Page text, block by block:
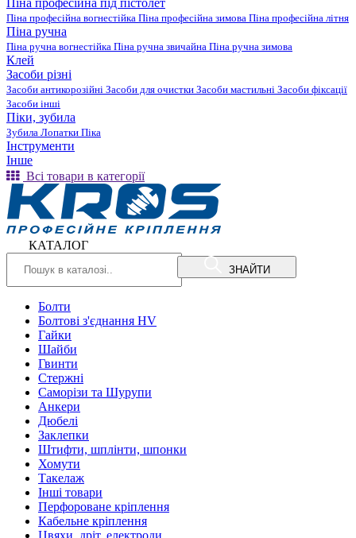
Піна професійна під пістолет
Піна професійна вогнестійка Піна професійна зимова Піна професійна літня
Піна ручна
Піна ручна вогнестійка Піна ручна звичайна Піна ручна зимова
Клей
Засоби різні
Засоби антикорозійні Засоби для очистки Засоби мастильні Засоби фіксації
Засоби інші
Піки, зубила
Зубила Лопатки Піка
Інструменти
Інше
Всі товари в категорії
КАТАЛОГ
ЗНАЙТИ
Болти
Болтові з'єднання HV
Гайки
Шайби
Гвинти
Стержні
Саморізи та Шурупи
Анкери
Дюбелі
Заклепки
Штифти, шплінти, шпонки
Хомути
Такелаж
Інші товари
Перфороване кріплення
Кабельне кріплення
Цвяхи, дріт, електроди